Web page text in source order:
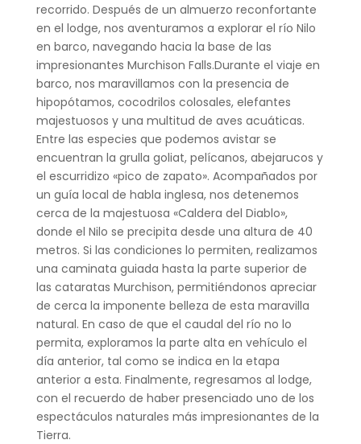
recorrido. Después de un almuerzo reconfortante
en el lodge, nos aventuramos a explorar el río Nilo
en barco, navegando hacia la base de las
impresionantes Murchison Falls.Durante el viaje en
barco, nos maravillamos con la presencia de
hipopótamos, cocodrilos colosales, elefantes
majestuosos y una multitud de aves acuáticas.
Entre las especies que podemos avistar se
encuentran la grulla goliat, pelícanos, abejarucos y
el escurridizo «pico de zapato». Acompañados por
un guía local de habla inglesa, nos detenemos
cerca de la majestuosa «Caldera del Diablo»,
donde el Nilo se precipita desde una altura de 40
metros. Si las condiciones lo permiten, realizamos
una caminata guiada hasta la parte superior de
las cataratas Murchison, permitiéndonos apreciar
de cerca la imponente belleza de esta maravilla
natural. En caso de que el caudal del río no lo
permita, exploramos la parte alta en vehículo el
día anterior, tal como se indica en la etapa
anterior a esta. Finalmente, regresamos al lodge,
con el recuerdo de haber presenciado uno de los
espectáculos naturales más impresionantes de la
Tierra.